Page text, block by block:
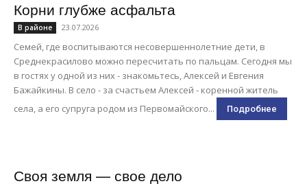
Корни глубже асфальта
В районе 23.07.2026
Семей, где воспитываются несовершеннолетние дети, в
Среднекрасилово можно пересчитать по пальцам. Сегодня мы
в гостях у одной из них - знакомьтесь, Алексей и Евгения
Бажайкины. В село - за счастьем Алексей - коренной житель
села, а его супруга родом из Первомайского...
Подробнее
Своя земля — свое дело